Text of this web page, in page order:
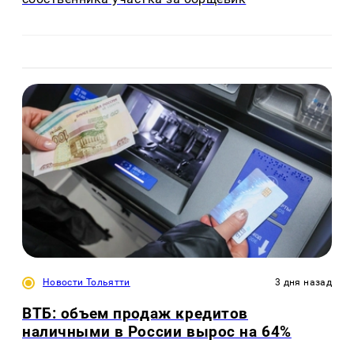
Новости Тольятти 3 дня назад
ВТБ: объем продаж кредитов
наличными в России вырос на 64%